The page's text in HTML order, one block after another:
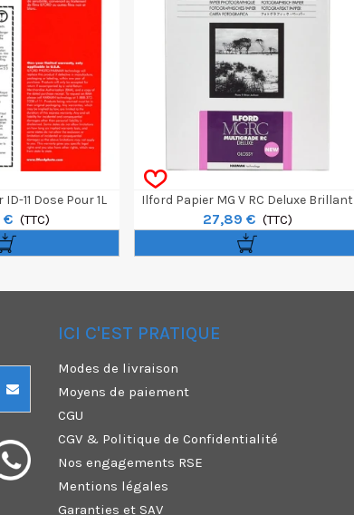
11 Dose Pour 1L
€ (TTC)
Ilford Papier MG V RC Deluxe Brillant
24 X 30,5 Cm 10 Feuilles
27,89 € (TTC)
ICI C'EST PRATIQUE
Modes de livraison
Moyens de paiement
CGU
CGV & Politique de Confidentialité
Nos engagements RSE
Mentions légales
Garanties et SAV